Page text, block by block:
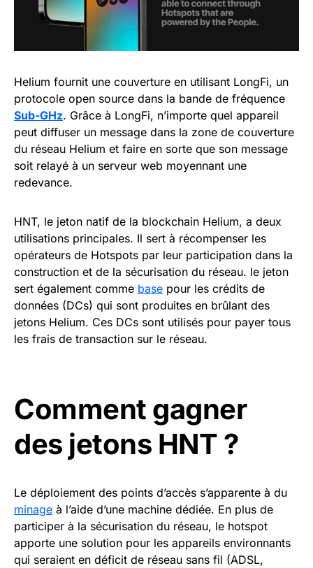
Helium fournit une couverture en utilisant LongFi, un
protocole open source dans la bande de fréquence
Sub-GHz. Grâce à LongFi, n’importe quel appareil
peut diffuser un message dans la zone de couverture
du réseau Helium et faire en sorte que son message
soit relayé à un serveur web moyennant une
redevance.
HNT, le jeton natif de la blockchain Helium, a deux
utilisations principales. Il sert à récompenser les
opérateurs de Hotspots par leur participation dans la
construction et de la sécurisation du réseau. le jeton
sert également comme base pour les crédits de
données (DCs) qui sont produites en brûlant des
jetons Helium. Ces DCs sont utilisés pour payer tous
les frais de transaction sur le réseau.
Comment gagner
des jetons HNT ?
Le déploiement des points d’accès s’apparente à du
minage à l’aide d’une machine dédiée. En plus de
participer à la sécurisation du réseau, le hotspot
apporte une solution pour les appareils environnants
qui seraient en déficit de réseau sans fil (ADSL,